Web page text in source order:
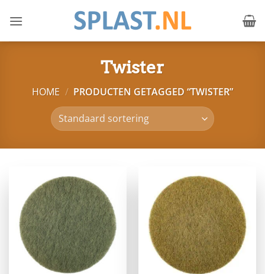
naar
Twister
HOME / PRODUCTEN GETAGGED “TWISTER”